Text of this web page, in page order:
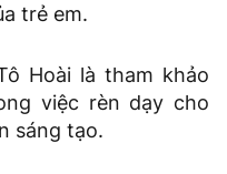
trẻ em.
Hoài là tham khảo
việc rèn dạy cho
sáng tạo.